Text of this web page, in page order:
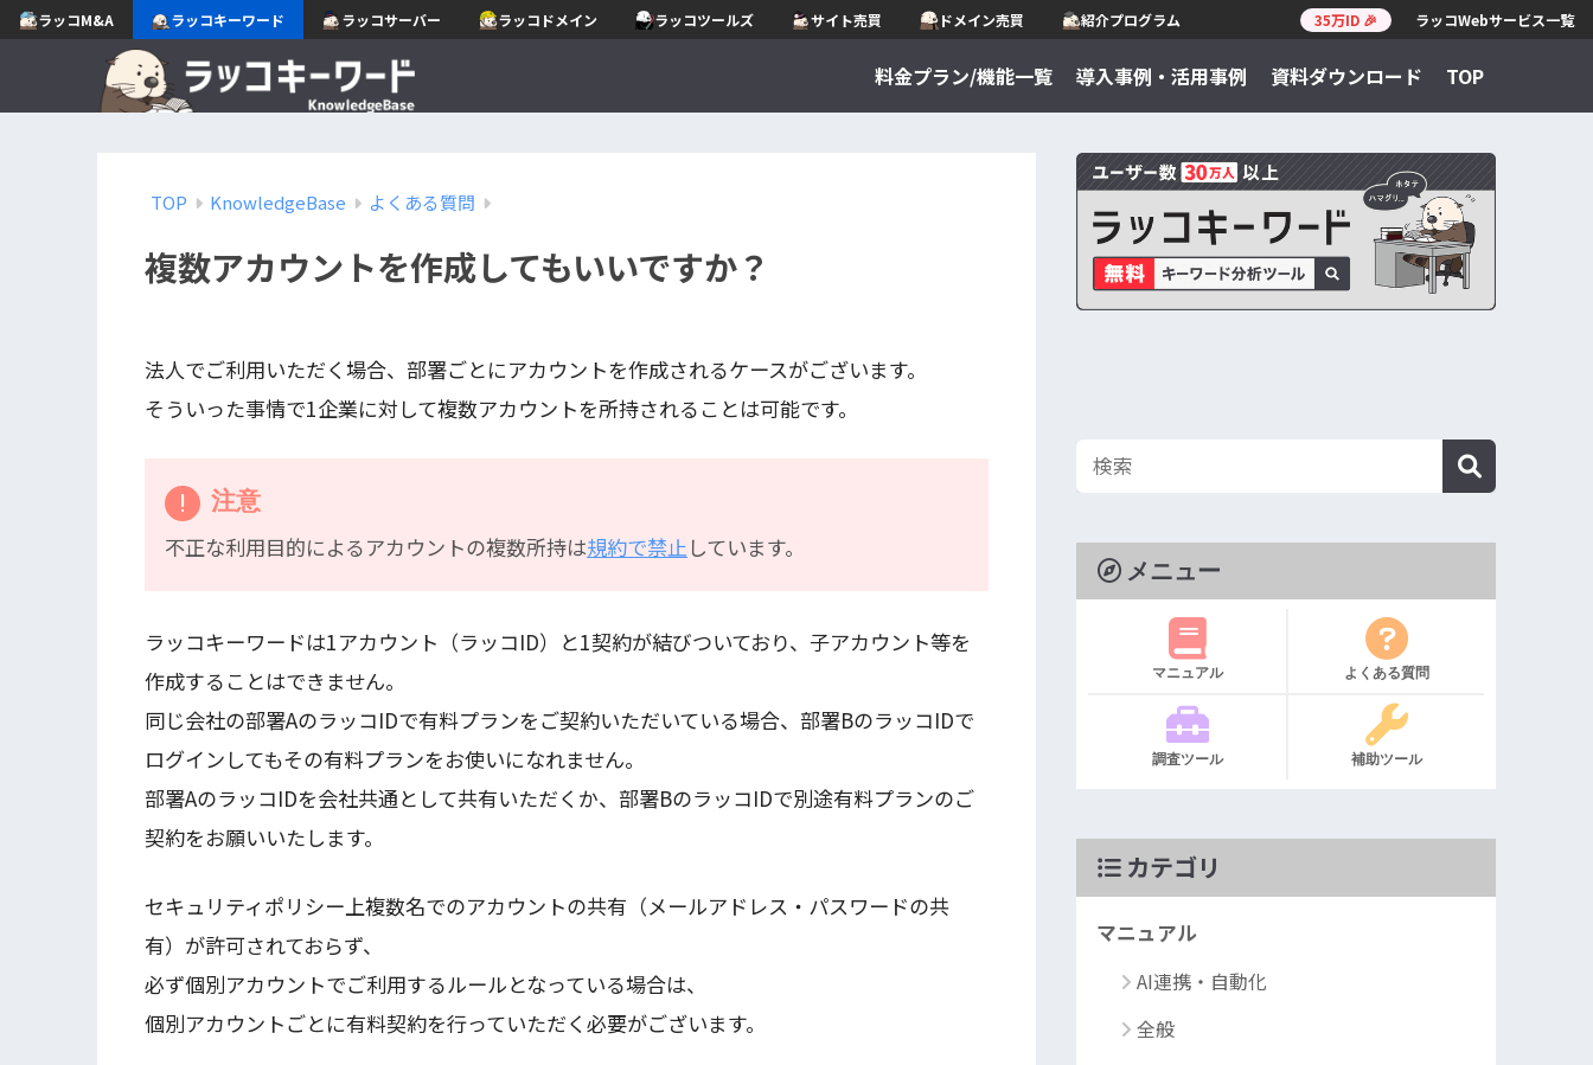
ラッコM&A ラッコキーワード ラッコサーバー ラッコドメイン ラッコツールズ サイト売買 ドメイン売買 紹介プログラム 35万ID 🎉 ラッコWebサービス一覧
料金プラン/機能一覧 導入事例・活用事例 資料ダウンロード TOP
TOP KnowledgeBase よくある質問
複数アカウントを作成してもいいですか？
法人でご利用いただく場合、部署ごとにアカウントを作成されるケースがございます。
そういった事情で1企業に対して複数アカウントを所持されることは可能です。
注意
不正な利用目的によるアカウントの複数所持は規約で禁止 しています。
ラッコキーワードは1アカウント（ラッコID）と1契約が結びついており、子アカウント等を
作成することはできません。
同じ会社の部署AのラッコIDで有料プランをご契約いただいている場合、部署BのラッコIDで
ログインしてもその有料プランをお使いになれません。
部署AのラッコIDを会社共通として共有いただくか、部署BのラッコIDで別途有料プランのご
契約をお願いいたします。
セキュリティポリシー上複数名でのアカウントの共有（メールアドレス・パスワードの共
有）が許可されておらず、
必ず個別アカウントでご利用するルールとなっている場合は、
個別アカウントごとに有料契約を行っていただく必要がございます。
メニュー
マニュアル よくある質問
調査ツール 補助ツール
カテゴリ
マニュアル
AI連携・自動化
全般